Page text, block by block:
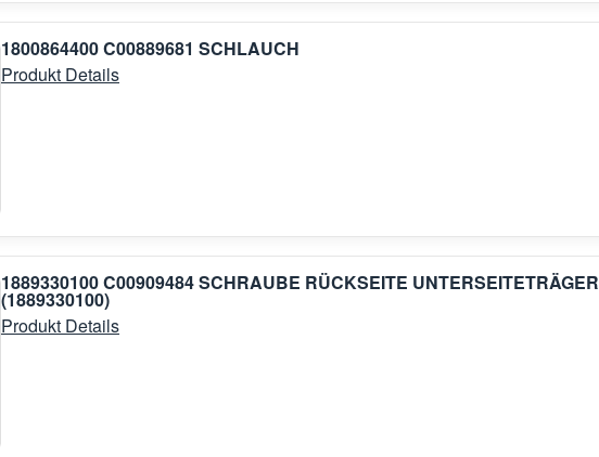
1800864400 C00889681 SCHLAUCH
Produkt Details
1889330100 C00909484 SCHRAUBE RÜCKSEITE UNTERSEITETRÄGER
(1889330100)
Produkt Details